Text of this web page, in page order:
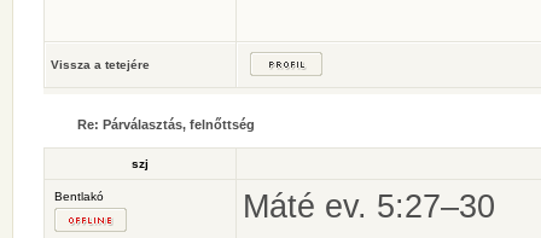
Vissza a tetejére
Re: Párválasztás, felnőttség
szj
Bentlakó Máté ev. 5:27–30